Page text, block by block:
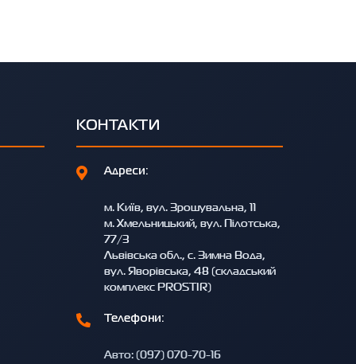
КОНТАКТИ
Адреси:
м. Київ, вул. Зрошувальна, 11
м. Хмельницький, вул. Пілотська,
77/3
Львівська обл., с. Зимна Вода,
вул. Яворівська, 48 (складський
комплекс PROSTIR)
Телефони:
Авто: (097) 070-70-16